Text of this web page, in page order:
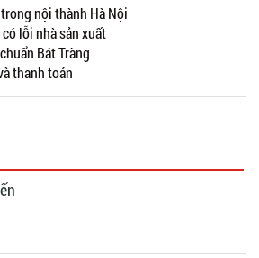
nội thành Hà Nội
lỗi nhà sản xuất
Bát Tràng
thanh toán